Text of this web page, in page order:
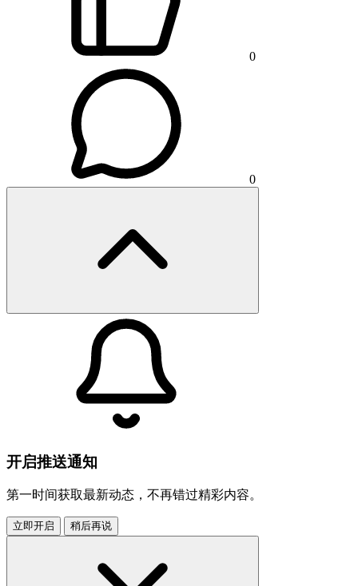
0
0
开启推送通知
第一时间获取最新动态，不再错过精彩内容。
立即开启 稍后再说